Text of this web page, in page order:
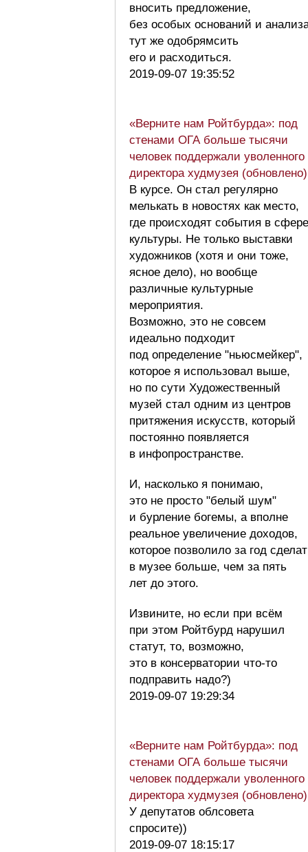
вносить предложение,
без особых оснований и
тут же одобрямсить
его и расходиться.
2019-09-07 19:35:52
«Верните нам Ройтбурда»: под
стенами ОГА больше тысячи
человек поддержали уволенного
директора худмузея (обновлено)
В курсе. Он стал регулярно
мелькать в новостях как место,
где происходят события в сфере
культуры. Не только выставки
художников (хотя и они тоже,
ясное дело), но вообще
различные культурные
мероприятия.
Возможно, это не совсем
идеально подходит
под определение "ньюсмейкер",
которое я использовал выше,
но по сути Художественный
музей стал одним из центров
притяжения искусств, который
постоянно появляется
в инфопространстве.
И, насколько я понимаю,
это не просто "белый шум"
и бурление богемы, а вполне
реальное увеличение доходов,
которое позволило за год
в музее больше, чем за пять
лет до этого.
Извините, но если при всём
при этом Ройтбурд нарушил
статут, то, возможно,
это в консерватории что-то
подправить надо?)
2019-09-07 19:29:34
«Верните нам Ройтбурда»: под
стенами ОГА больше тысячи
человек поддержали уволенного
директора худмузея (обновлено)
У депутатов облсовета
спросите))
2019-09-07 18:15:17